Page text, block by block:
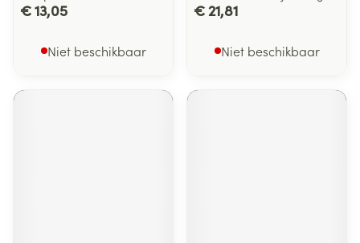
€ 13,05
Niet beschikbaar
€ 21,81
Niet beschikbaar